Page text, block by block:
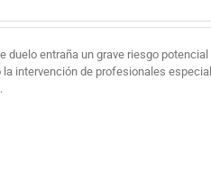
duelo entraña un grave riesgo
la intervención de profesionales